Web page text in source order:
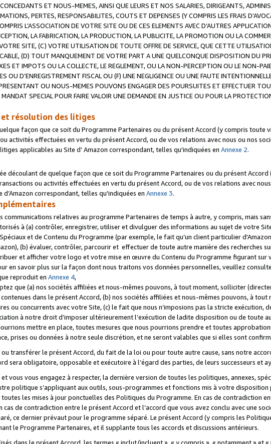
ET NOUS-MEMES, AINSI QUE LEURS ET NOS SALARIES, DIRIGEANTS,
PERTES, RESPONSABILITES, COUTS ET DEPENSES (Y COMPRIS LES FRAIS
L’ASSOCIATION DE VOTRE SITE OU DE CES ELEMENTS AVEC D’AUTRES
LA FABRICATION, LA PRODUCTION, LA PUBLICITE, LA PROMOTION OU LA
SITE, (C) VOTRE UTILISATION DE TOUTE OFFRE DE SERVICE, QUE CETTE
(D) TOUT MANQUEMENT DE VOTRE PART A UNE QUELCONQUE DISPOSITION DU
ET IMPOTS OU LA COLLECTE, LE REGLEMENT, OU LA NON-PERCEPTION OU LE NON-
OU D’ENREGISTREMENT FISCAL OU (F) UNE NEGLIGENCE OU UNE FAUTE
OU NOUS-MEMES POUVONS ENGAGER DES POURSUITES ET EFFECTUER
SPECIAL POUR FAIRE VALOIR UNE DEMANDE EN JUSTICE OU POUR LA
résolution des litiges
façon que ce soit du Programme Partenaires ou du présent Accord (y compris toute
activités effectuées en vertu du présent Accord, ou de vos relations avec nous ou nos
applicables au Site d’ Amazon correspondant, telles qu'indiquées en Annexe 2.
découlant de quelque façon que ce soit du Programme Partenaires ou du présent
ou activités effectuées en vertu du présent Accord, ou de vos relations avec
d’Amazon correspondant, telles qu'indiquées en Annexe 3.
communications relatives au programme Partenaires de temps à autre, y compris, mais
à (a) contrôler, enregistrer, utiliser et divulguer des informations au sujet de votre
et de Contenu du Programme (par exemple, le fait qu’un client particulier
(b) évaluer, contrôler, parcourir et effectuer de toute autre manière des recherches
et afficher votre logo et votre mise en œuvre du Contenu du Programme figurant sur
en savoir plus sur la façon dont nous traitons vos données personnelles, veuillez
reproduit en Annexe 4,
que (a) nos sociétés affiliées et nous-mêmes pouvons, à tout moment, solliciter
dans le présent Accord, (b) nos sociétés affiliées et nous-mêmes pouvons, à
ou concurrents avec votre Site, (c) le fait que nous n’imposions pas la stricte
à notre droit d’imposer ultérieurement l’exécution de ladite disposition ou de toute
mettre en place, toutes mesures que nous pourrions prendre et toutes
prises ou données à notre seule discrétion, et ne seront valables que si elles sont
ou transférer le présent Accord, du fait de la loi ou pour toute autre cause, sans notre
sera obligatoire, opposable et exécutoire à l’égard des parties, de leurs successeurs et
vous vous engagez à respecter, la dernière version de toutes les politiques, annexes,
politique s’appliquant aux outils, sous-programmes et fonctions mis à votre disposition
toutes les mises à jour ponctuelles des Politiques du Programme. En cas de contradiction
cas de contradiction entre le présent Accord et l’accord que vous avez conclu avec une
ce dernier prévaut pour le programme séparé. Le présent Accord (y compris les
le Programme Partenaires, et il supplante tous les accords et discussions antérieurs.